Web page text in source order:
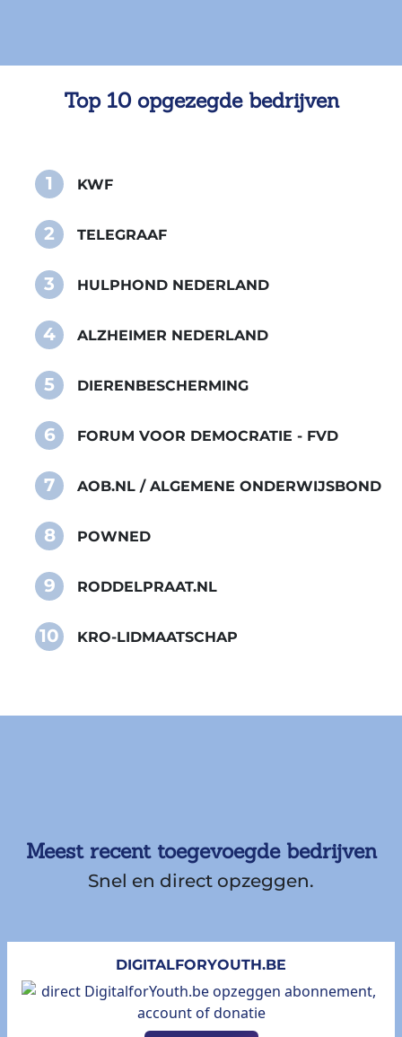
Top 10 opgezegde bedrijven
1 KWF
2 TELEGRAAF
3 HULPHOND NEDERLAND
4 ALZHEIMER NEDERLAND
5 DIERENBESCHERMING
6 FORUM VOOR DEMOCRATIE - FVD
7 AOB.NL / ALGEMENE ONDERWIJSBOND
8 POWNED
9 RODDELPRAAT.NL
10 KRO-LIDMAATSCHAP
Meest recent toegevoegde bedrijven
Snel en direct opzeggen.
DIGITALFORYOUTH.BE